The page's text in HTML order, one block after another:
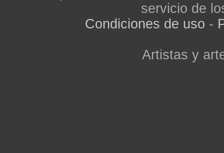
servicio de
Condiciones de uso -
Artistas y